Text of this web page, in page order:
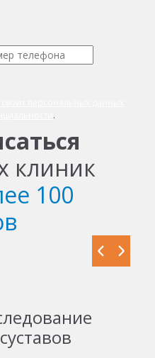
.
клиник
100